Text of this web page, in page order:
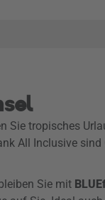
Sie tropisches
All Inclusive
Sie mit